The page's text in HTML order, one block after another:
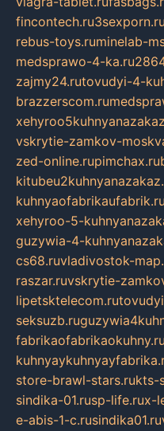
fincontech.ru3sexporn.ru
rebus-toys.ruminelab-
medsprawo-4-ka.ru
zajmy24.rutovudyi-4-
brazzerscom.ru
vskrytie-zamkov-
zed-online.rupimchax.ru
kuhnyaofabrikaufabrik.ru
xehyroo-5-
guzywia-4-
cs68.ruvladivostok-
raszar.ruvskrytie-
lipetsktelecom.ru
seksuzb.ru
fabrikaofabrikaokuhny.ru
store-brawl-stars.rukts-
sindika-01.rusp-life.rux-
e-abis-1-c.rusindika01.ru